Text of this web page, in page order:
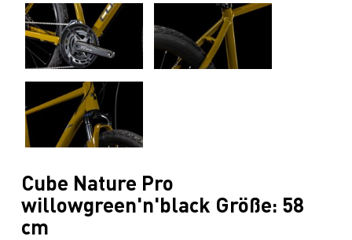
Cube Nature Pro
willowgreen'n'black Größe: 58
cm